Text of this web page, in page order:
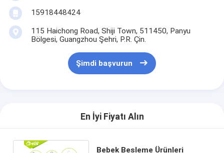
15918448424
115 Haichong Road, Shiji Town, 511450, Panyu
Bölgesi, Guangzhou Şehri, P.R. Çin.
Şimdi başvurun
En İyi Fiyatı Alın
Bebek Besleme Ürünleri